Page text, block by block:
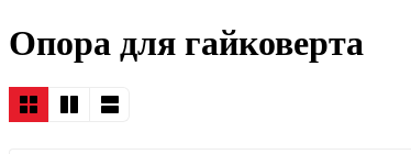
Опора для гайковерта